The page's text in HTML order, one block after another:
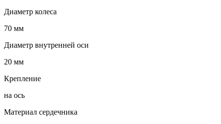
Диаметр колеса
70 мм
Диаметр внутренней оси
20 мм
Крепление
на ось
Материал сердечника